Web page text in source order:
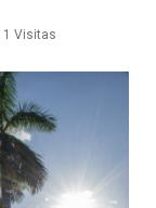
1 Visitas